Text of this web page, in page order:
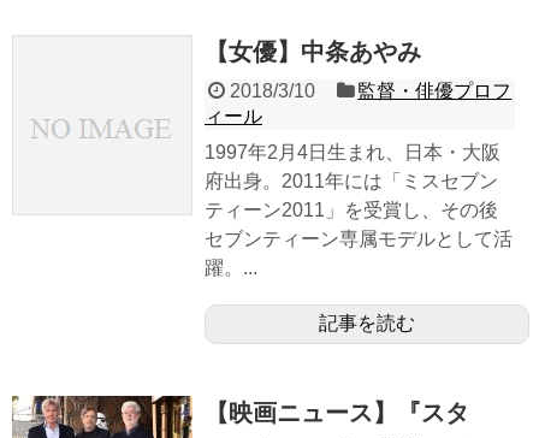
【女優】中条あやみ
2018/3/10
監督・俳優プロフ
ィール
1997年2月4日生まれ、日本・大阪
府出身。2011年には「ミスセブン
ティーン2011」を受賞し、その後
セブンティーン専属モデルとして活
躍。...
記事を読む
【映画ニュース】『スタ